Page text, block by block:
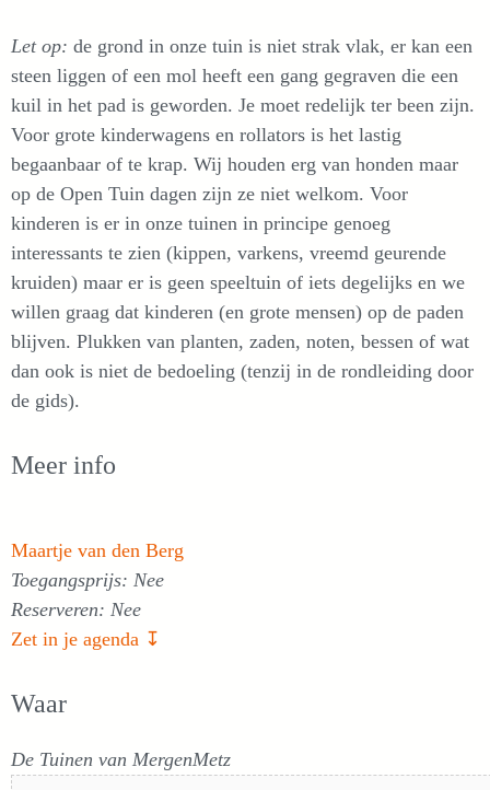
Let op: de grond in onze tuin is niet strak vlak, er kan een
steen liggen of een mol heeft een gang gegraven die een
kuil in het pad is geworden. Je moet redelijk ter been zijn.
Voor grote kinderwagens en rollators is het lastig
begaanbaar of te krap. Wij houden erg van honden maar
op de Open Tuin dagen zijn ze niet welkom. Voor
kinderen is er in onze tuinen in principe genoeg
interessants te zien (kippen, varkens, vreemd geurende
kruiden) maar er is geen speeltuin of iets degelijks en we
willen graag dat kinderen (en grote mensen) op de paden
blijven. Plukken van planten, zaden, noten, bessen of wat
dan ook is niet de bedoeling (tenzij in de rondleiding door
de gids).
Meer info
Maartje van den Berg
Toegangsprijs: Nee
Reserveren: Nee
Zet in je agenda ↧
Waar
De Tuinen van MergenMetz